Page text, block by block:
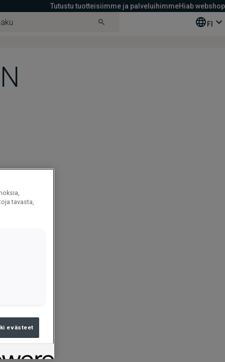
Tutustu tuotteisiimme ja palveluihimmeHiab webshop
FI
tavasta,
evästeet